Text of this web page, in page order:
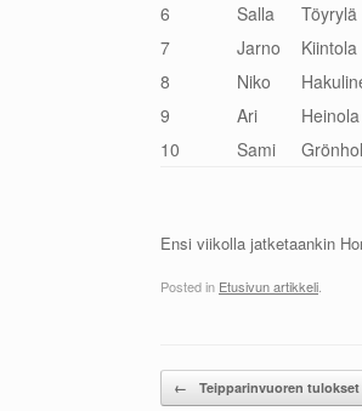
6
Salla Töyrylä
7
Jarno Kiintola
8
Niko
9
Ari Heinola
10
Sami
Ensi viikolla jatketaankin
Posted in Etusivun artikkeli
Post navigation
← Teipparinvuoren tulokset